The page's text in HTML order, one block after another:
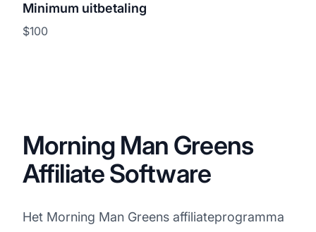
Minimum uitbetaling
$100
Morning Man Greens
Affiliate Software
Het Morning Man Greens affiliateprogramma